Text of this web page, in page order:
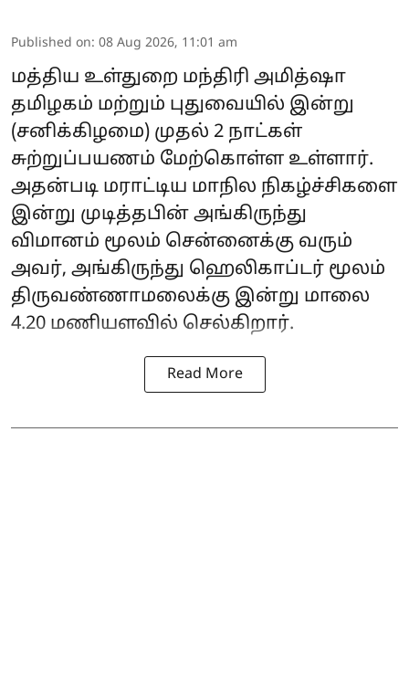
Published on: 08 Aug 2026, 11:01 am
மத்திய உள்துறை மந்திரி அமித்ஷா
தமிழகம் மற்றும் புதுவையில் இன்று
(சனிக்கிழமை) முதல் 2 நாட்கள்
சுற்றுப்பயணம் மேற்கொள்ள உள்ளார்.
அதன்படி மராட்டிய மாநில நிகழ்ச்சிகளை
இன்று முடித்தபின் அங்கிருந்து
விமானம் மூலம் சென்னைக்கு வரும்
அவர், அங்கிருந்து ஹெலிகாப்டர் மூலம்
திருவண்ணாமலைக்கு இன்று மாலை
4.20 மணியளவில் செல்கிறார்.
Read More